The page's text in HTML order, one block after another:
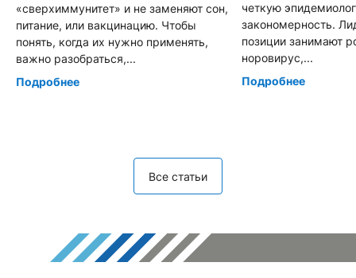
«сверхиммунитет» и не заменяют сон,
питание, или вакцинацию. Чтобы
понять, когда их нужно применять,
важно разобраться,...
Подробнее
четкую
закономерность.
позиции занимают
норовирус,...
Подробнее
Все статьи